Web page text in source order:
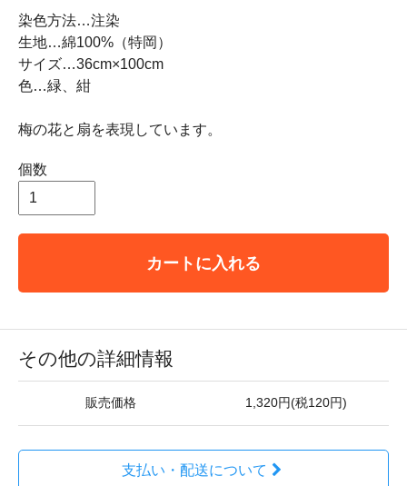
染色方法…注染
生地…綿100%（特岡）
サイズ…36cm×100cm
色…緑、紺
梅の花と扇を表現しています。
個数
カートに入れる
その他の詳細情報
販売価格 1,320円(税120円)
支払い・配送について